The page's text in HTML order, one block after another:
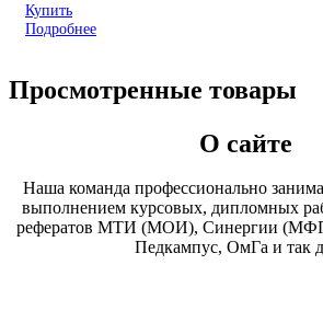
Купить
Подробнее
Просмотренные товары
О сайте
Наша команда профессионально
выполнением курсовых, дипломных
рефератов МТИ (МОИ), Синергии
Педкампус, ОмГа и так